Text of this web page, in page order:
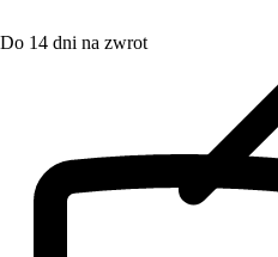
Do 14 dni na zwrot